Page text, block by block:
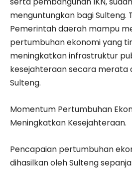
menguntungkan bagi Sulteng.
Pemerintah daerah mampu
pertumbuhan ekonomi yang
meningkatkan infrastruktur
kesejahteraan secara merata
Sulteng.
Momentum Pertumbuhan
Meningkatkan Kesejahteraan.
Pencapaian pertumbuhan
dihasilkan oleh Sulteng